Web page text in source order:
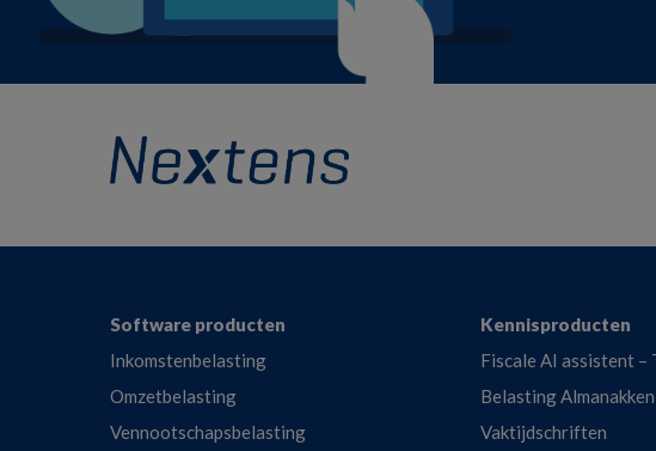
FooterSoftware producten
Inkomstenbelasting
Omzetbelasting
Vennootschapsbelasting
Kennisproducten
Fiscale AI assistent –
Belasting Almanakken
Vaktijdschriften